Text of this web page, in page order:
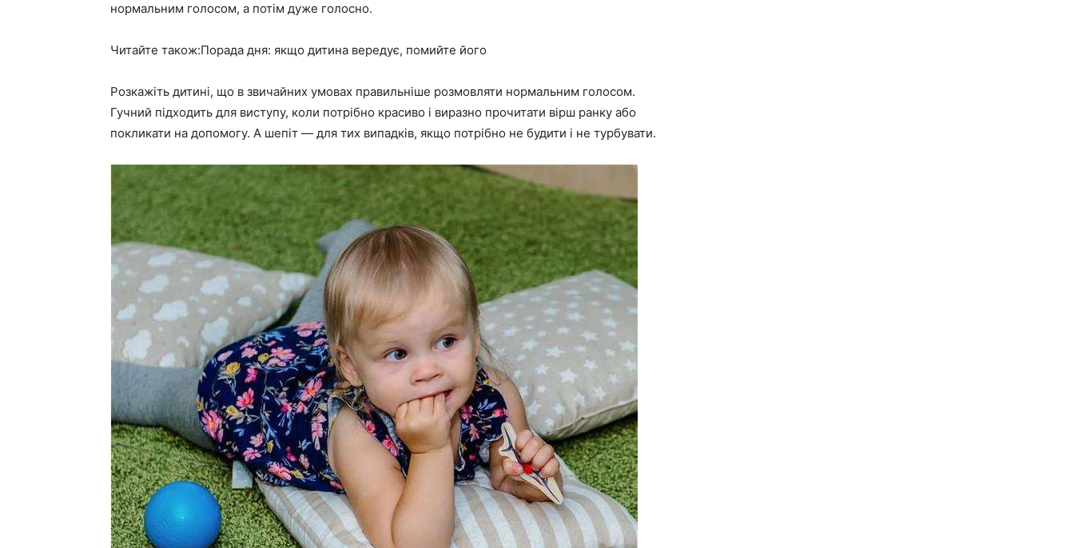
нормальним голосом, а потім дуже голосно.
Читайте також:Порада дня: якщо дитина вередує, помийте його
Розкажіть дитині, що в звичайних умовах правильніше розмовляти нормальним голосом.
Гучний підходить для виступу, коли потрібно красиво і виразно прочитати вірш ранку або
покликати на допомогу. А шепіт — для тих випадків, якщо потрібно не будити і не турбувати.